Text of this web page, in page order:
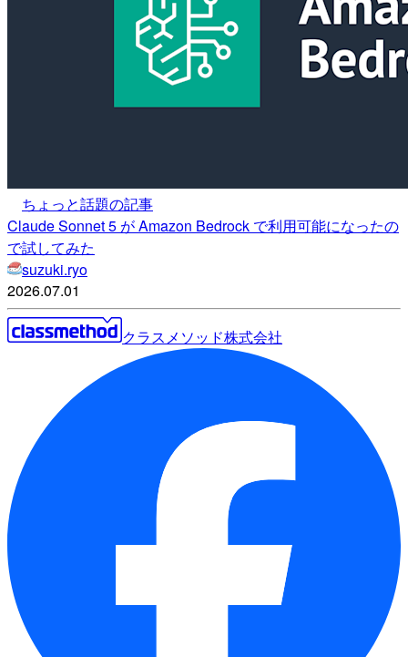
ちょっと話題の記事
Claude Sonnet 5 が Amazon Bedrock で利用可能になったの
で試してみた
suzuki.ryo
2026.07.01
クラスメソッド株式会社